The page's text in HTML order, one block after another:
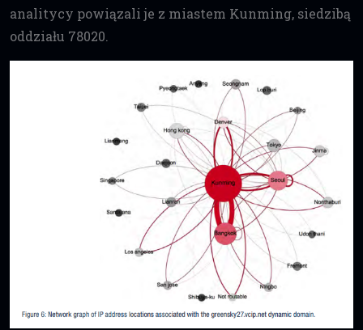
analitycy powiązali je z miastem Kunming, siedzibą
oddziału 78020.